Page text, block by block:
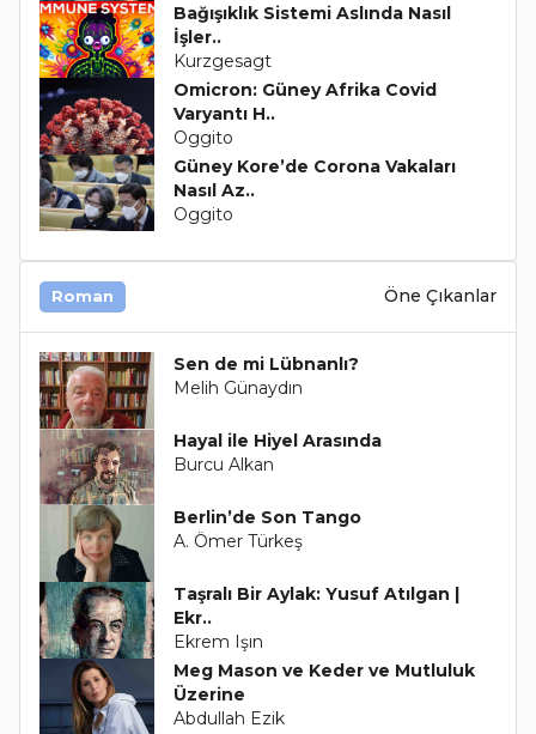
Bağışıklık Sistemi Aslında Nasıl
İşler..
Kurzgesagt
Omicron: Güney Afrika Covid
Varyantı H..
Oggito
Güney Kore’de Corona Vakaları
Nasıl Az..
Oggito
Roman Öne Çıkanlar
Sen de mi Lübnanlı?
Melih Günaydın
Hayal ile Hiyel Arasında
Burcu Alkan
Berlin’de Son Tango
A. Ömer Türkeş
Taşralı Bir Aylak: Yusuf Atılgan |
Ekr..
Ekrem Işın
Meg Mason ve Keder ve Mutluluk
Üzerine
Abdullah Ezik